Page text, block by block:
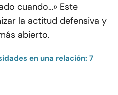
cuando…» Este
la actitud defensiva y
abierto.
en una relación: 7